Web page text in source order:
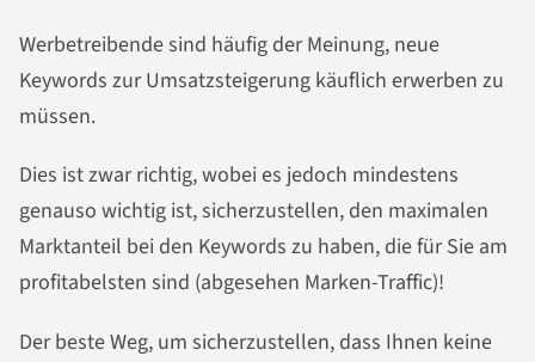
Werbetreibende sind häufig der Meinung, neue
Keywords zur Umsatzsteigerung käuflich erwerben zu
müssen.
Dies ist zwar richtig, wobei es jedoch mindestens
genauso wichtig ist, sicherzustellen, den maximalen
Marktanteil bei den Keywords zu haben, die für Sie am
profitabelsten sind (abgesehen Marken-Traffic)!
Der beste Weg, um sicherzustellen, dass Ihnen keine